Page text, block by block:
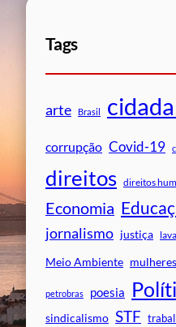
Tags
arte Brasil
corrupção Covid-19
direitos direitos
Economia
jornalismo justiça
Meio Ambiente mulheres
petrobras poesia
sindicalismo STF